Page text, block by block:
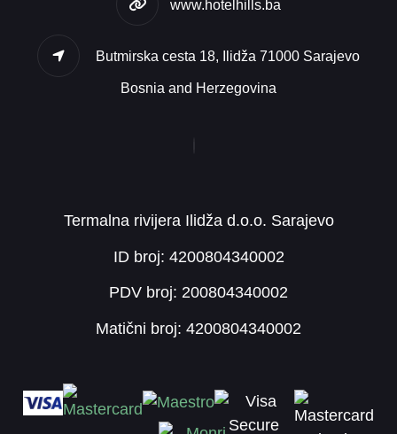
www.hotelhills.ba
Butmirska cesta 18, Ilidža 71000 Sarajevo
Bosnia and Herzegovina
Termalna rivijera Ilidža d.o.o. Sarajevo
ID broj: 4200804340002
PDV broj: 200804340002
Matični broj: 4200804340002